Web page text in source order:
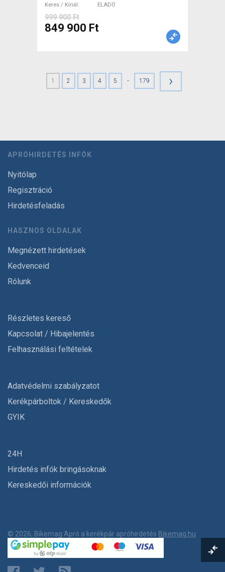
Keres / Kínál
ELADÓ
999 900 Ft
849 900 Ft
1 2 3 4 5 - 179 ›
APRÓHIRDETÉS INFÓK
Nyitólap
Regisztráció
Hirdetésfeladás
HASZNOS OLDALAK
Megnézett hirdetések
Kedvenceid
Rólunk
Részletes kereső
Kapcsolat / Hibajelentés
Felhasználási feltételek
Adatvédelmi szabályzatot
Kerékpárboltok / Kereskedők
GYIK
24H
Hirdetés infók bringásoknak
Kereskedői információk
© 2026, Bikemag Apró a kerékpár apróhirdetés Bikemag.hu